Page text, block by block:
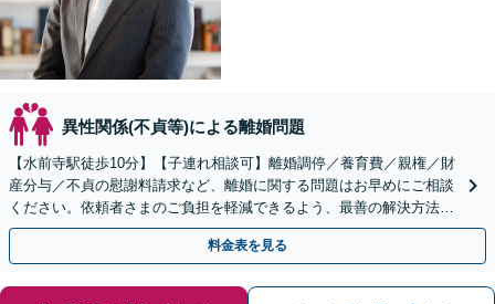
異性関係(不貞等)による離婚問題
【水前寺駅徒歩10分】【子連れ相談可】離婚調停／養育費／親権／財
産分与／不貞の慰謝料請求など、離婚に関する問題はお早めにご相談
ください。依頼者さまのご負担を軽減できるよう、最善の解決方法を
ご提案します【休日・夜間予約相談可】
料金表を見る